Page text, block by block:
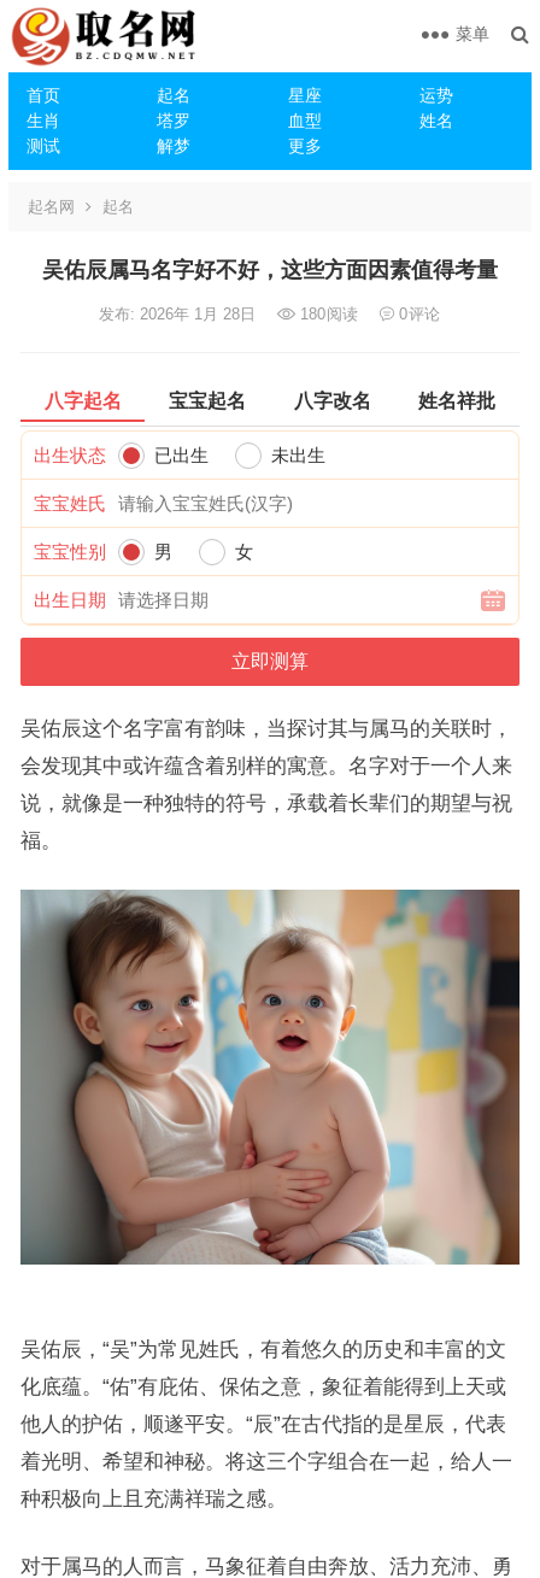
首页 起名 星座
运势
生肖
塔罗 血型
姓名
测试
解梦 更多
菜单
起名网 起名
吴佑辰属马名字好不好，这些方面因素值得考量
发布: 2026年 1月 28日 180阅读 0评论
八字起名 宝宝起名 八字改名 姓名祥批
出生状态 已出生 未出生
宝宝姓氏
宝宝性别 男 女
出生日期
吴佑辰这个名字富有韵味，当探讨其与属马的关联时，
会发现其中或许蕴含着别样的寓意。名字对于一个人来
说，就像是一种独特的符号，承载着长辈们的期望与祝
福。
吴佑辰，“吴”为常见姓氏，有着悠久的历史和丰富的文
化底蕴。“佑”有庇佑、保佑之意，象征着能得到上天或
他人的护佑，顺遂平安。“辰”在古代指的是星辰，代表
着光明、希望和神秘。将这三个字组合在一起，给人一
种积极向上且充满祥瑞之感。
对于属马的人而言，马象征着自由奔放、活力充沛、勇